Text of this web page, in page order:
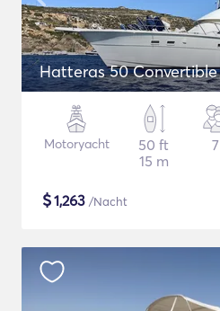
Hatteras 50 Convertible
Motoryacht
50 ft
15 m
7
$1,263 /Nacht